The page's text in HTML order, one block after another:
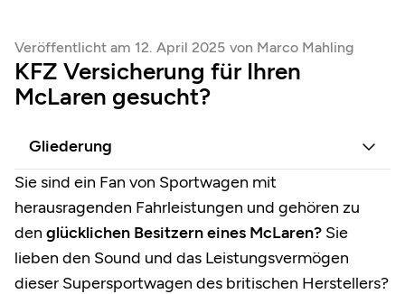
Veröffentlicht am 12. April 2025 von Marco Mahling
KFZ Versicherung für Ihren
McLaren gesucht?
Gliederung
Sie sind ein Fan von Sportwagen mit
herausragenden Fahrleistungen und gehören zu
den glücklichen Besitzern eines McLaren? Sie
lieben den Sound und das Leistungsvermögen
dieser Supersportwagen des britischen Herstellers?